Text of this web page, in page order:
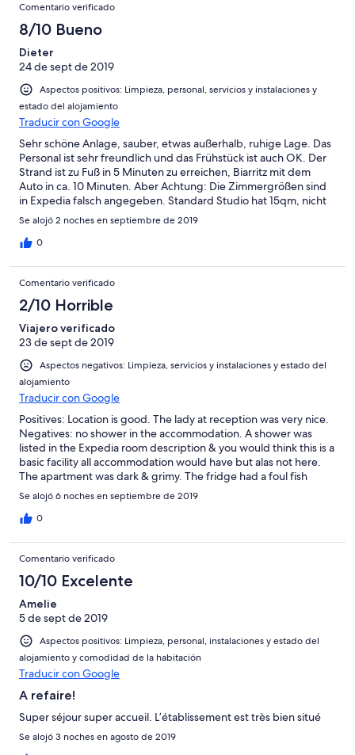
Comentario verificado
8/10 Bueno
Dieter
24 de sept de 2019
Aspectos positivos: Limpieza, personal, servicios y instalaciones y
estado del alojamiento
Traducir con Google
Sehr schöne Anlage, sauber, etwas außerhalb, ruhige Lage. Das
Personal ist sehr freundlich und das Frühstück ist auch OK. Der
Strand ist zu Fuß in 5 Minuten zu erreichen, Biarritz mit dem
Auto in ca. 10 Minuten. Aber Achtung: Die Zimmergrößen sind
in Expedia falsch angegeben. Standard Studio hat 15qm, nicht
36. Da wir nach 18 Uhr angereist waren, mussten wir eine Nacht
in dem Zimmer verbringen. Der Wechsel in ein größeres
Zimmer war am nächsten morgen aber kein Problem.
Se alojó 2 noches en septiembre de 2019
0
Comentario verificado
2/10 Horrible
Viajero verificado
23 de sept de 2019
Aspectos negativos: Limpieza, servicios y instalaciones y estado del
alojamiento
Traducir con Google
Positives: Location is good. The lady at reception was very nice.
Negatives: no shower in the accommodation. A shower was
listed in the Expedia room description & you would think this is a
basic facility all accommodation would have but alas not here.
The apartment was dark & grimy. The fridge had a foul fish
odour which tainted our food & seemed like it hadn’t been
cleaned properly. There were old floorboards throughout the
apartment which were extremely noisy & kept waking our baby.
stand up straight in the living room area. You have to clean the
apartment yourself before leaving & take out the bins. There
was no change of towels or bed linen throughout our stay. The
outdoor pool was freezing so no one uses it. We left as soon as
we could find another available hotel nearby. I’m angry I wasted
€800 on this place as it was a complete dive & not somewhere
you would want to spend your holidays.
Se alojó 6 noches en septiembre de 2019
0
Comentario verificado
10/10 Excelente
Amelie
5 de sept de 2019
Aspectos positivos: Limpieza, personal, instalaciones y estado del
alojamiento y comodidad de la habitación
Traducir con Google
A refaire!
Super séjour super accueil. L’établissement est très bien situé
Se alojó 3 noches en agosto de 2019